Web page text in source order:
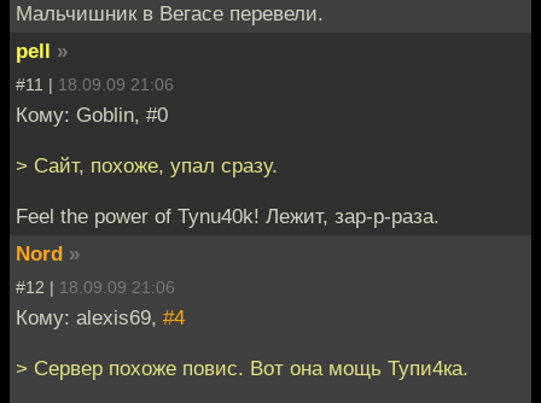
Мальчишник в Вегасе перевели.
pell »
#11 | 18.09.09 21:06
Кому: Goblin, #0
> Сайт, похоже, упал сразу.
Feel the power of Tynu40k! Лежит, зар-р-раза.
Nord »
#12 | 18.09.09 21:06
Кому: alexis69, #4
> Сервер похоже повис. Вот она мощь Тупи4ка.